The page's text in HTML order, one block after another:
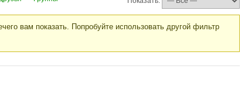
вам показать. Попробуйте использовать другой фильтр